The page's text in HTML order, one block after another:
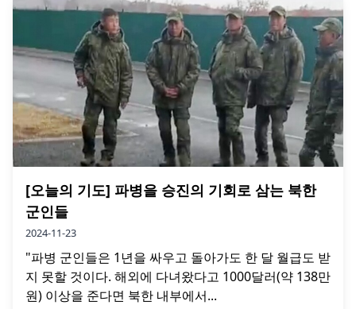
[오늘의 기도] 파병을 승진의 기회로 삼는 북한
군인들
2024-11-23
"파병 군인들은 1년을 싸우고 돌아가도 한 달 월급도 받
지 못할 것이다. 해외에 다녀왔다고 1000달러(약 138만
원) 이상을 준다면 북한 내부에서...